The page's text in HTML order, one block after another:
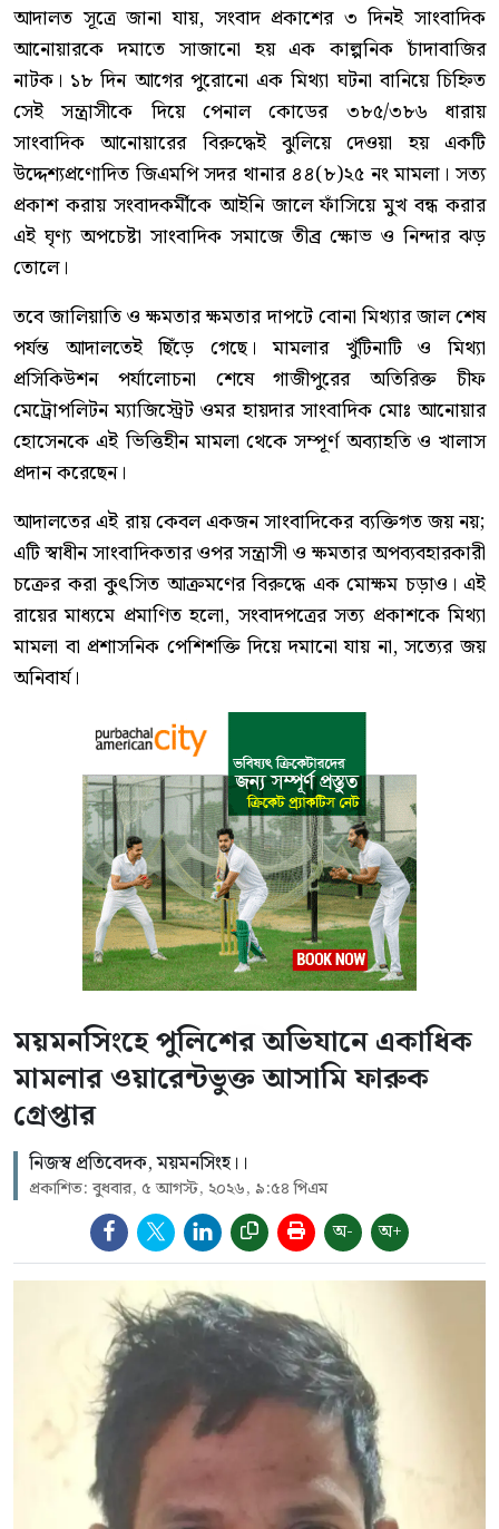
আদালত সূত্রে জানা যায়, সংবাদ প্রকাশের ৩ দিনই সাংবাদিক
আনোয়ারকে দমাতে সাজানো হয় এক কাল্পনিক চাঁদাবাজির
নাটক। ১৮ দিন আগের পুরোনো এক মিথ্যা ঘটনা বানিয়ে চিহ্নিত
সেই সন্ত্রাসীকে দিয়ে পেনাল কোডের ৩৮৫/৩৮৬ ধারায়
সাংবাদিক আনোয়ারের বিরুদ্ধেই ঝুলিয়ে দেওয়া হয় একটি
উদ্দেশ্যপ্রণোদিত জিএমপি সদর থানার ৪৪(৮)২৫ নং মামলা। সত্য
প্রকাশ করায় সংবাদকর্মীকে আইনি জালে ফাঁসিয়ে মুখ বন্ধ করার
এই ঘৃণ্য অপচেষ্টা সাংবাদিক সমাজে তীব্র ক্ষোভ ও নিন্দার ঝড়
তোলে।
তবে জালিয়াতি ও ক্ষমতার ক্ষমতার দাপটে বোনা মিথ্যার জাল শেষ
পর্যন্ত আদালতেই ছিঁড়ে গেছে। মামলার খুঁটিনাটি ও মিথ্যা
প্রসিকিউশন পর্যালোচনা শেষে গাজীপুরের অতিরিক্ত চীফ
মেট্রোপলিটন ম্যাজিস্ট্রেট ওমর হায়দার সাংবাদিক মোঃ আনোয়ার
হোসেনকে এই ভিত্তিহীন মামলা থেকে সম্পূর্ণ অব্যাহতি ও খালাস
প্রদান করেছেন।
আদালতের এই রায় কেবল একজন সাংবাদিকের ব্যক্তিগত জয় নয়;
এটি স্বাধীন সাংবাদিকতার ওপর সন্ত্রাসী ও ক্ষমতার অপব্যবহারকারী
চক্রের করা কুৎসিত আক্রমণের বিরুদ্ধে এক মোক্ষম চড়াও। এই
রায়ের মাধ্যমে প্রমাণিত হলো, সংবাদপত্রের সত্য প্রকাশকে মিথ্যা
মামলা বা প্রশাসনিক পেশিশক্তি দিয়ে দমানো যায় না, সত্যের জয়
অনিবার্য।
ময়মনসিংহে পুলিশের অভিযানে একাধিক
মামলার ওয়ারেন্টভুক্ত আসামি ফারুক
গ্রেপ্তার
নিজস্ব প্রতিবেদক, ময়মনসিংহ।।
প্রকাশিত: বুধবার, ৫ আগস্ট, ২০২৬, ৯:৫৪ পিএম
অ- অ+